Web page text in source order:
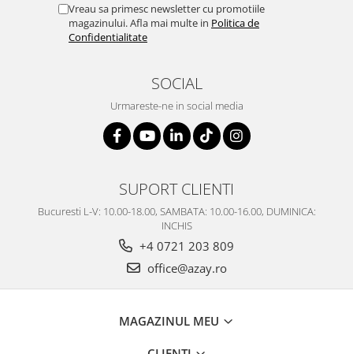
MORRIS&AMP;CO
SWAN
FLORENTINE TURQUOISE
Vreau sa primesc newsletter cu promotiile
magazinului. Afla mai multe in Politica de
Confidentialitate
SOCIAL
Urmareste-ne in social media
SUPORT CLIENTI
Bucuresti L-V: 10.00-18.00, SAMBATA: 10.00-16.00, DUMINICA:
INCHIS
+4 0721 203 809
office@azay.ro
MAGAZINUL MEU